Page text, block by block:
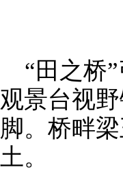
“田之桥
观景台视
脚。桥畔
土。